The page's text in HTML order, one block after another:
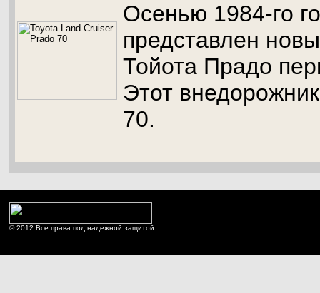
Осенью 1984-го
представлен
Тойота Прадо
Этот
70.
© 2012 Все права под надежной защитой.